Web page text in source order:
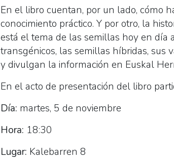
En el libro cuentan, por un lado, cómo
conocimiento práctico. Y por otro, la
está el tema de las semillas hoy en día
transgénicos, las semillas híbridas, sus
y divulgan la información en Euskal
En el acto de presentación del libro
Día: martes, 5 de noviembre
Hora: 18:30
Lugar: Kalebarren 8